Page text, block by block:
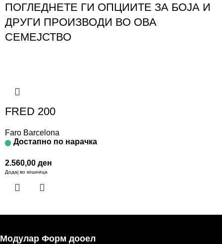
ПОГЛЕДНЕТЕ ГИ ОПЦИИТЕ ЗА БОЈА И
ДРУГИ ПРОИЗВОДИ ВО ОВА
СЕМЕЈСТВО
FRED 200
Faro Barcelona
Достапно по нарачка
2.560,00 ден
Додај во кошница
Модулар Форм дооел